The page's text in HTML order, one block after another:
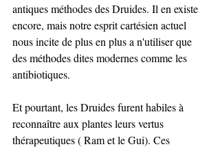
antiques méthodes des Druides. Il en existe
encore, mais notre esprit cartésien actuel
nous incite de plus en plus a n'utiliser que
des méthodes dites modernes comme les
antibiotiques.
Et pourtant, les Druides furent habiles à
reconnaître aux plantes leurs vertus
thérapeutiques ( Ram et le Gui). Ces